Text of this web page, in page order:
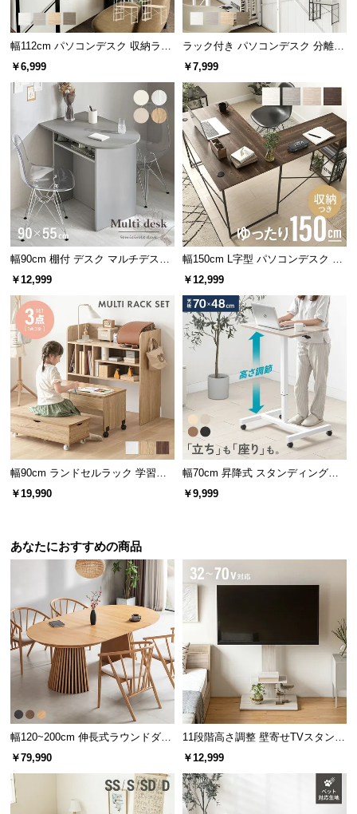
企
業
デンマーク調の本格北欧デザイン
家具づくりの長い歴史を持つデンマーク。本格的な
北欧スタイルをオマージュして設計しました。
素材感あふれる美しい木目調
シンプルなデザインに映える美しい木目調。木の風
合いが感じられる表情豊かな仕上がりです。
幅112cm パソコンデスク 収納ラッ
ク付き 一体型・分離型 コンパクト
￥6,999
ラック付き パソコンデスク 分離型
タイプ
￥7,999
幅90cm 棚付 デスク マルチデスク
ドレッサー
￥12,999
幅150cm L字型 パソコンデスク ワ
ークデスク サイド組替可能 コーナ
￥12,999
幅90cm ランドセルラック 学習机
3点セット
￥19,990
幅70cm 昇降式 スタンディングデ
スク
￥9,999
あなたにおすすめの商品
幅120~200cm 伸長式ラウンドダイ
ニングテーブル 6人掛け 天然木突
板 美しい格子デザイン
￥79,990
11段階高さ調整 壁寄せTVスタンド
キャスター付き 上下左右角度調節
￥12,999